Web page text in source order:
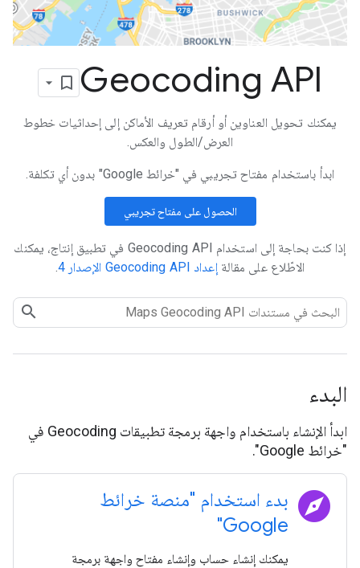
Geocoding API
يمكنك تحويل العناوين أو أرقام تعريف الأماكن إلى إحداثيات خطوط
العرض/الطول والعكس.
ابدأ باستخدام مفتاح تجريبي في "خرائط Google" بدون أي تكلفة.
الحصول على مفتاح تجريبي
إذا كنت بحاجة إلى استخدام Geocoding API في تطبيق إنتاج، يمكنك
الاطّلاع على مقالة إعداد Geocoding API الإصدار 4 .
البدء
ابدأ الإنشاء باستخدام واجهة برمجة تطبيقات Geocoding في
"خرائط Google".
explore بدء استخدام "منصة خرائط
Google"
يمكنك إنشاء حساب وإنشاء مفتاح واجهة برمجة